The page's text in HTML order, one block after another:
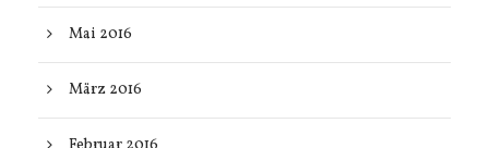
Mai 2016
März 2016